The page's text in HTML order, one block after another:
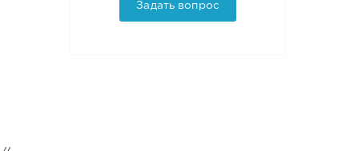
Задать вопрос